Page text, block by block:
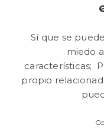
Sí que se
miedo
características;
propio